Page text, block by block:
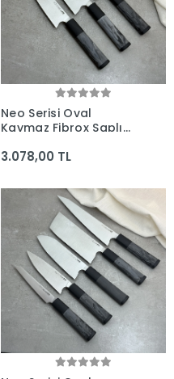
Neo Serisi Oval
Kaymaz Fibrox Saplı
(225mm, 205mm,
Yapımı Bıçaklar
3.078,00 TL